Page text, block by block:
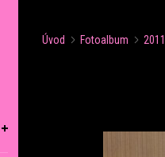
Úvod Fotoalbum 2011